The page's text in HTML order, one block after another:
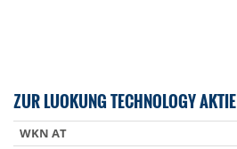
ZUR LUOKUNG TECHNOLOGY AKTIE
WKN AT